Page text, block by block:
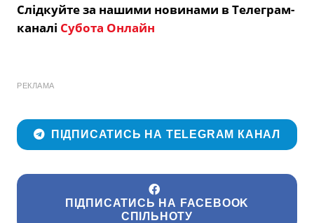
Слідкуйте за нашими новинами в Телеграм-
каналі Субота Онлайн
РЕКЛАМА
ПІДПИСАТИСЬ НА TELEGRAM КАНАЛ
ПІДПИСАТИСЬ НА FACEBOOK
СПІЛЬНОТУ